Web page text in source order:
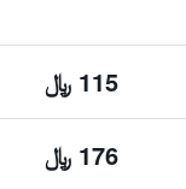
115 ﷼
176 ﷼